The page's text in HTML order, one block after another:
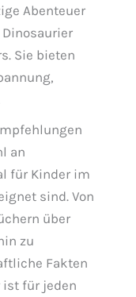
Abenteuer
Sie bieten
an
für Kinder im
sind. Von
über
zu
Fakten
für jeden